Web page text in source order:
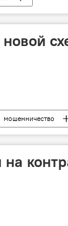
мошенничество